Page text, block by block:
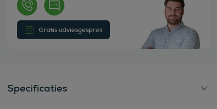
Gratis adviesgesprek
Specificaties